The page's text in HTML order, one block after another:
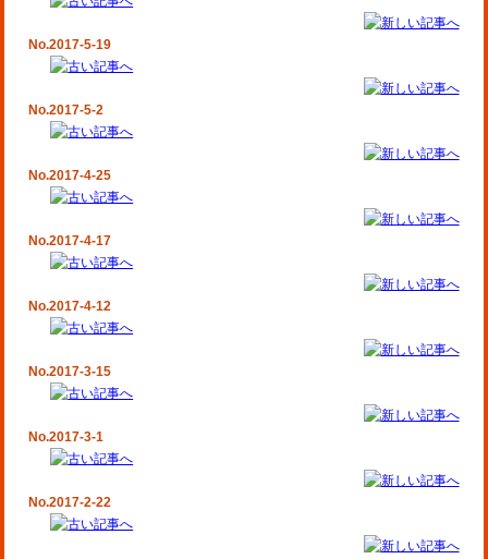
No.2017-5-19
No.2017-5-2
No.2017-4-25
No.2017-4-17
No.2017-4-12
No.2017-3-15
No.2017-3-1
No.2017-2-22